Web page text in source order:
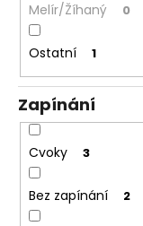
Melír/Žíhaný 0
Ostatní 1
Zapínání
Cvoky 3
Bez zapínání 2